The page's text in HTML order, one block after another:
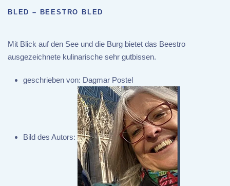
BLED – BEESTRO BLED
Mit Blick auf den See und die Burg bietet das Beestro
ausgezeichnete kulinarische sehr gutbissen.
geschrieben von: Dagmar Postel
Bild des Autors: